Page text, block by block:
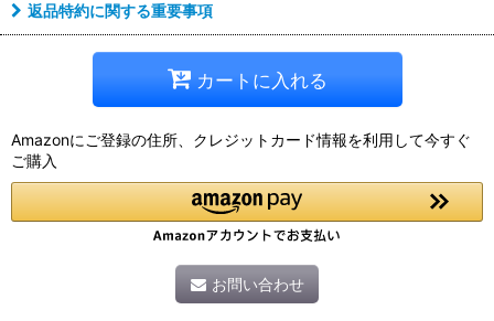
返品特約に関する重要事項
カートに入れる
Amazonにご登録の住所、クレジットカード情報を利用して今すぐ
ご購入
お問い合わせ